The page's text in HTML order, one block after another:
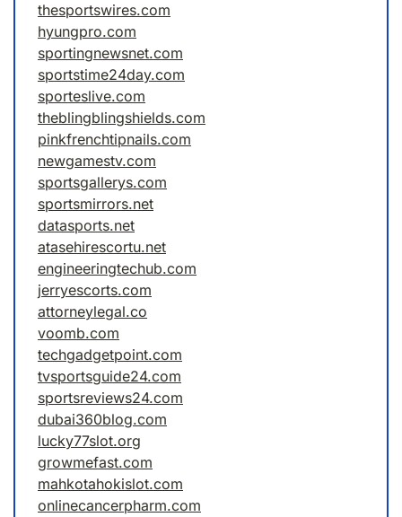
thesportswires.com
hyungpro.com
sportingnewsnet.com
sportstime24day.com
sporteslive.com
theblingblingshields.com
pinkfrenchtipnails.com
newgamestv.com
sportsgallerys.com
sportsmirrors.net
datasports.net
atasehirescortu.net
engineeringtechub.com
jerryescorts.com
attorneylegal.co
voomb.com
techgadgetpoint.com
tvsportsguide24.com
sportsreviews24.com
dubai360blog.com
lucky77slot.org
growmefast.com
mahkotahokislot.com
onlinecancerpharm.com